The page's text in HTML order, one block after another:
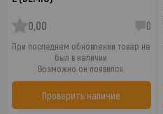
0,00 0
При последнем обновлении товар не
был в наличии.
Возможно он появился.
Проверить наличие